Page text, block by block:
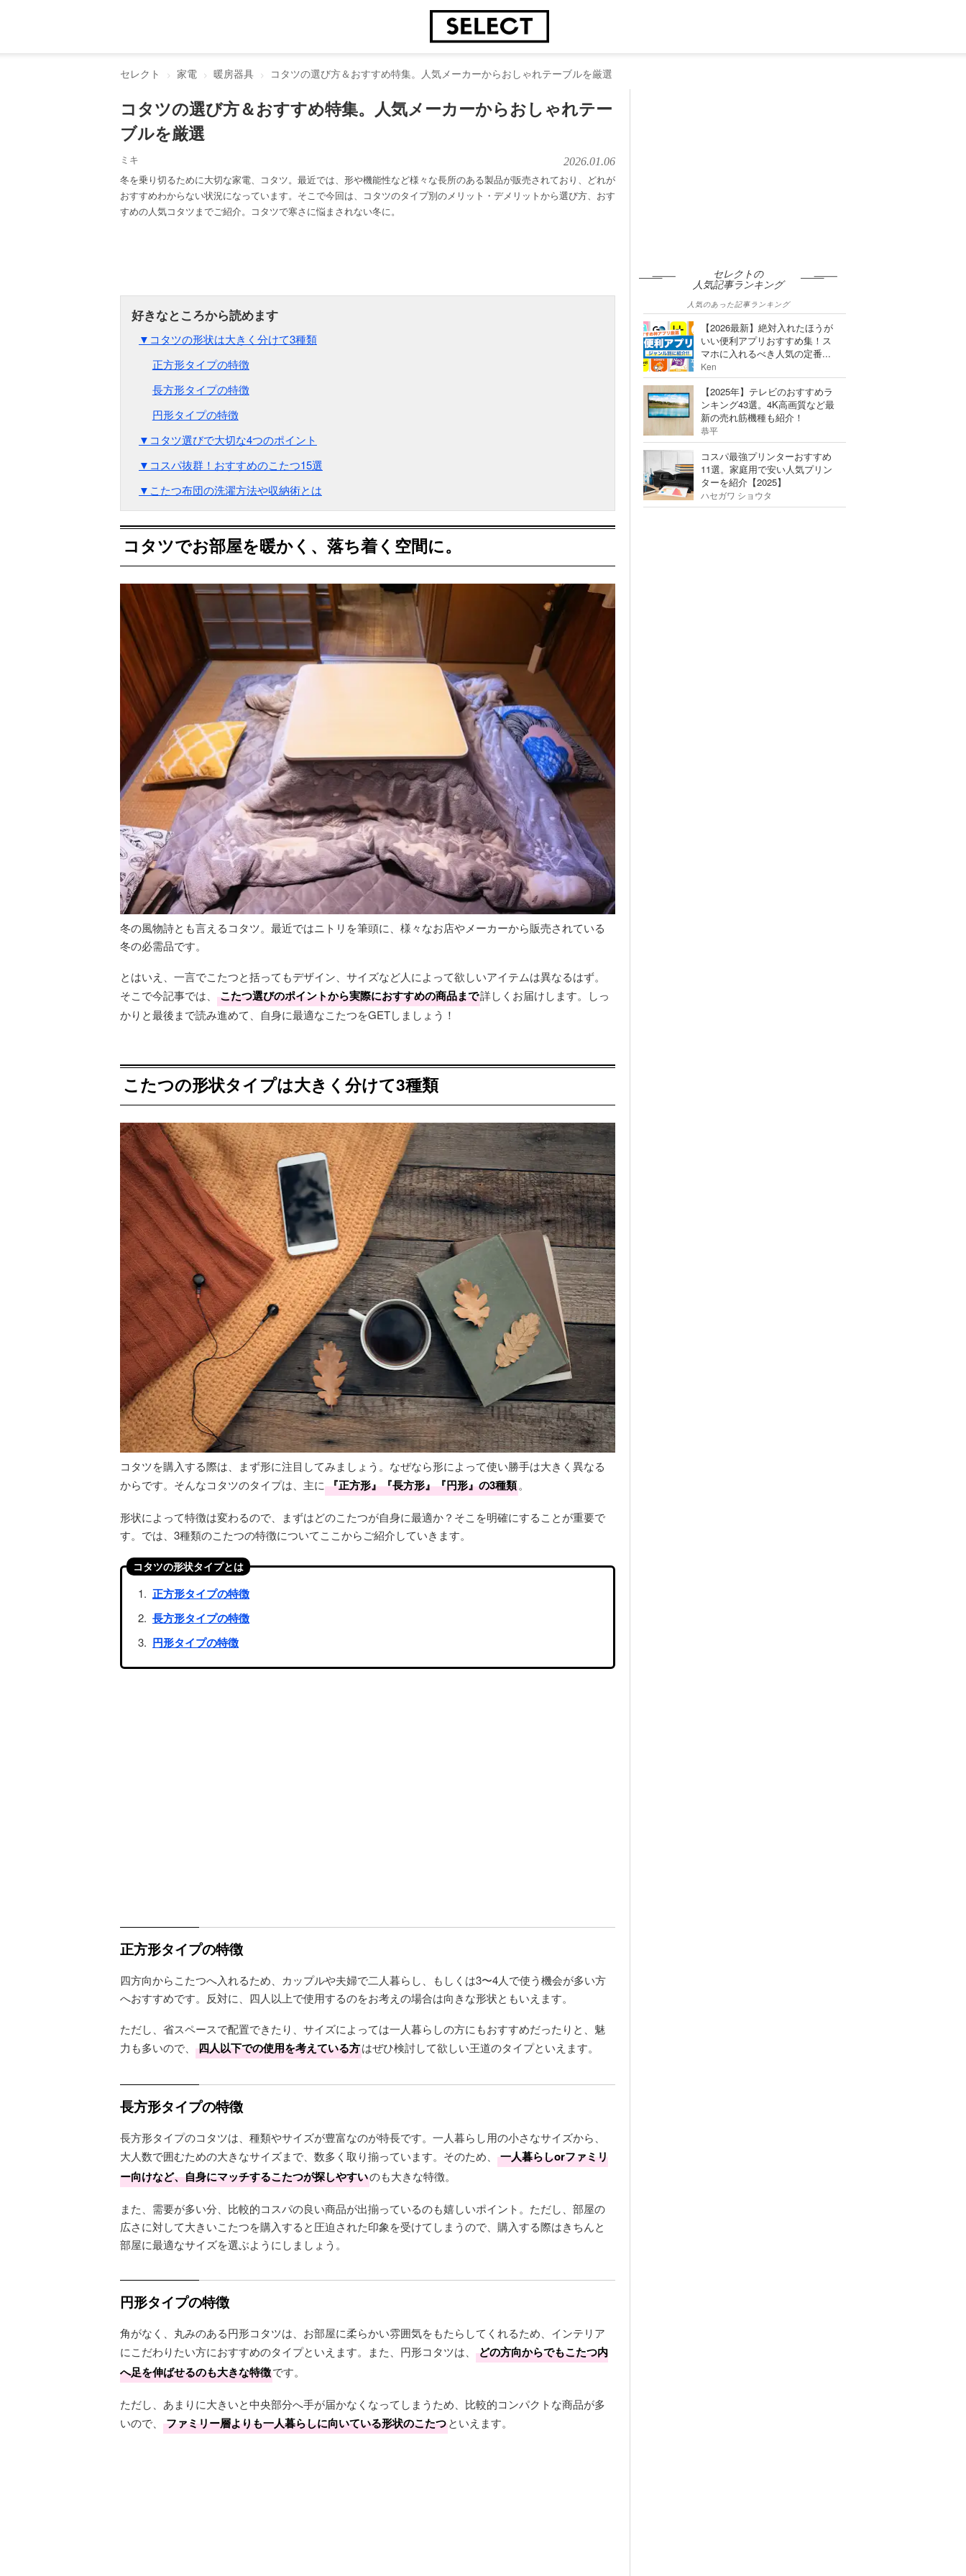
セレクト 家電 暖房器具 コタツの選び方＆おすすめ特集。人気メーカーからおしゃれテーブルを厳選
コタツの選び方＆おすすめ特集。人気メーカーからおしゃれテー
ブルを厳選
ミキ 2026.01.06
冬を乗り切るために大切な家電、コタツ。最近では、形や機能性など様々な長所のある製品が販売されており、どれが
おすすめわからない状況になっています。そこで今回は、コタツのタイプ別のメリット・デメリットから選び方、おす
すめの人気コタツまでご紹介。コタツで寒さに悩まされない冬に。
▼コタツの形状は大きく分けて3種類
正方形タイプの特徴
長方形タイプの特徴
円形タイプの特徴
▼コタツ選びで大切な4つのポイント
▼コスパ抜群！おすすめのこたつ15選
▼こたつ布団の洗濯方法や収納術とは
コタツでお部屋を暖かく、落ち着く空間に。
冬の風物詩とも言えるコタツ。最近ではニトリを筆頭に、様々なお店やメーカーから販売されている
冬の必需品です。
とはいえ、一言でこたつと括ってもデザイン、サイズなど人によって欲しいアイテムは異なるはず。
そこで今記事では、
こたつ選びのポイントから実際におすすめの商品まで詳しくお届けします。しっ
かりと最後まで読み進めて、自身に最適なこたつをGETしましょう！
こたつの形状タイプは大きく分けて3種類
コタツを購入する際は、まず形に注目してみましょう。なぜなら形によって使い勝手は大きく異なる
からです。そんなコタツのタイプは、主に 『正方形』『長方形』『円形』の3種類。
形状によって特徴は変わるので、まずはどのこたつが自身に最適か？そこを明確にすることが重要で
す。では、3種類のこたつの特徴についてここからご紹介していきます。
コタツの形状タイプとは
正方形タイプの特徴
長方形タイプの特徴
円形タイプの特徴
正方形タイプの特徴
四方向からこたつへ入れるため、カップルや夫婦で二人暮らし、もしくは3〜4人で使う機会が多い方
へおすすめです。反対に、四人以上で使用するのをお考えの場合は向きな形状ともいえます。
ただし、省スペースで配置できたり、サイズによっては一人暮らしの方にもおすすめだったりと、魅
力も多いので、
四人以下での使用を考えている方はぜひ検討して欲しい王道のタイプといえます。
長方形タイプの特徴
長方形タイプのコタツは、種類やサイズが豊富なのが特長です。一人暮らし用の小さなサイズから、
大人数で囲むための大きなサイズまで、数多く取り揃っています。そのため、
一人暮らしorファミリ
ー向けなど、自身にマッチするこたつが探しやすいのも大きな特徴。
また、需要が多い分、比較的コスパの良い商品が出揃っているのも嬉しいポイント。ただし、部屋の
広さに対して大きいこたつを購入すると圧迫された印象を受けてしまうので、購入する際はきちんと
部屋に最適なサイズを選ぶようにしましょう。
円形タイプの特徴
角がなく、丸みのある円形コタツは、お部屋に柔らかい雰囲気をもたらしてくれるため、インテリア
にこだわりたい方におすすめのタイプといえます。また、円形コタツは、
どの方向からでもこたつ内
へ足を伸ばせるのも大きな特徴です。
ただし、あまりに大きいと中央部分へ手が届かなくなってしまうため、比較的コンパクトな商品が多
いので、
ファミリー層よりも一人暮らしに向いている形状のこたつといえます。
セレクトの
人気記事ランキング
人気のあった記事ランキング
【2026最新】絶対入れたほうが
いい便利アプリおすすめ集！ス
マホに入れるべき人気の定番...
Ken
【2025年】テレビのおすすめラ
ンキング43選。4K高画質など最
新の売れ筋機種も紹介！
恭平
コスパ最強プリンターおすすめ
11選。家庭用で安い人気プリン
ターを紹介【2025】
ハセガワ ショウタ